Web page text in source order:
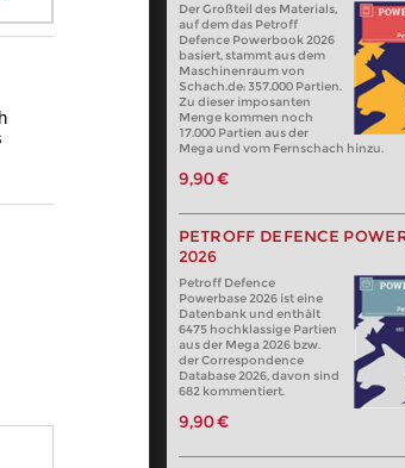
Der Großteil des Materials,
auf dem das Petroff
Defence Powerbook 2026
basiert, stammt aus dem
Maschinenraum von
Schach.de: 357.000 Partien.
Zu dieser imposanten
Menge kommen noch
17.000 Partien aus der
Mega und vom Fernschach hinzu.
9,90 €
PETROFF DEFENCE
2026
Petroff Defence
Powerbase 2026 ist eine
Datenbank und enthält
6475 hochklassige Partien
aus der Mega 2026 bzw.
der Correspondence
Database 2026, davon sind
682 kommentiert.
9,90 €